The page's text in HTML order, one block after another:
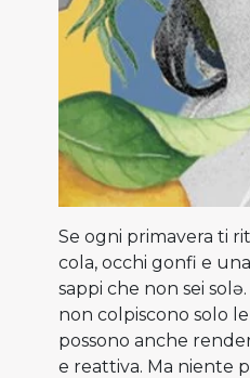
Se ogni primavera ti
cola, occhi gonfi e
sappi che non sei
non colpiscono solo
possono anche
e reattiva. Ma niente